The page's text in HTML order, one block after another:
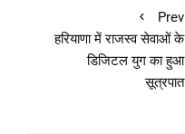
Prev
हरियाणा में राजस्व सेवाओं के
डिजिटल युग का हुआ
सूत्रपात